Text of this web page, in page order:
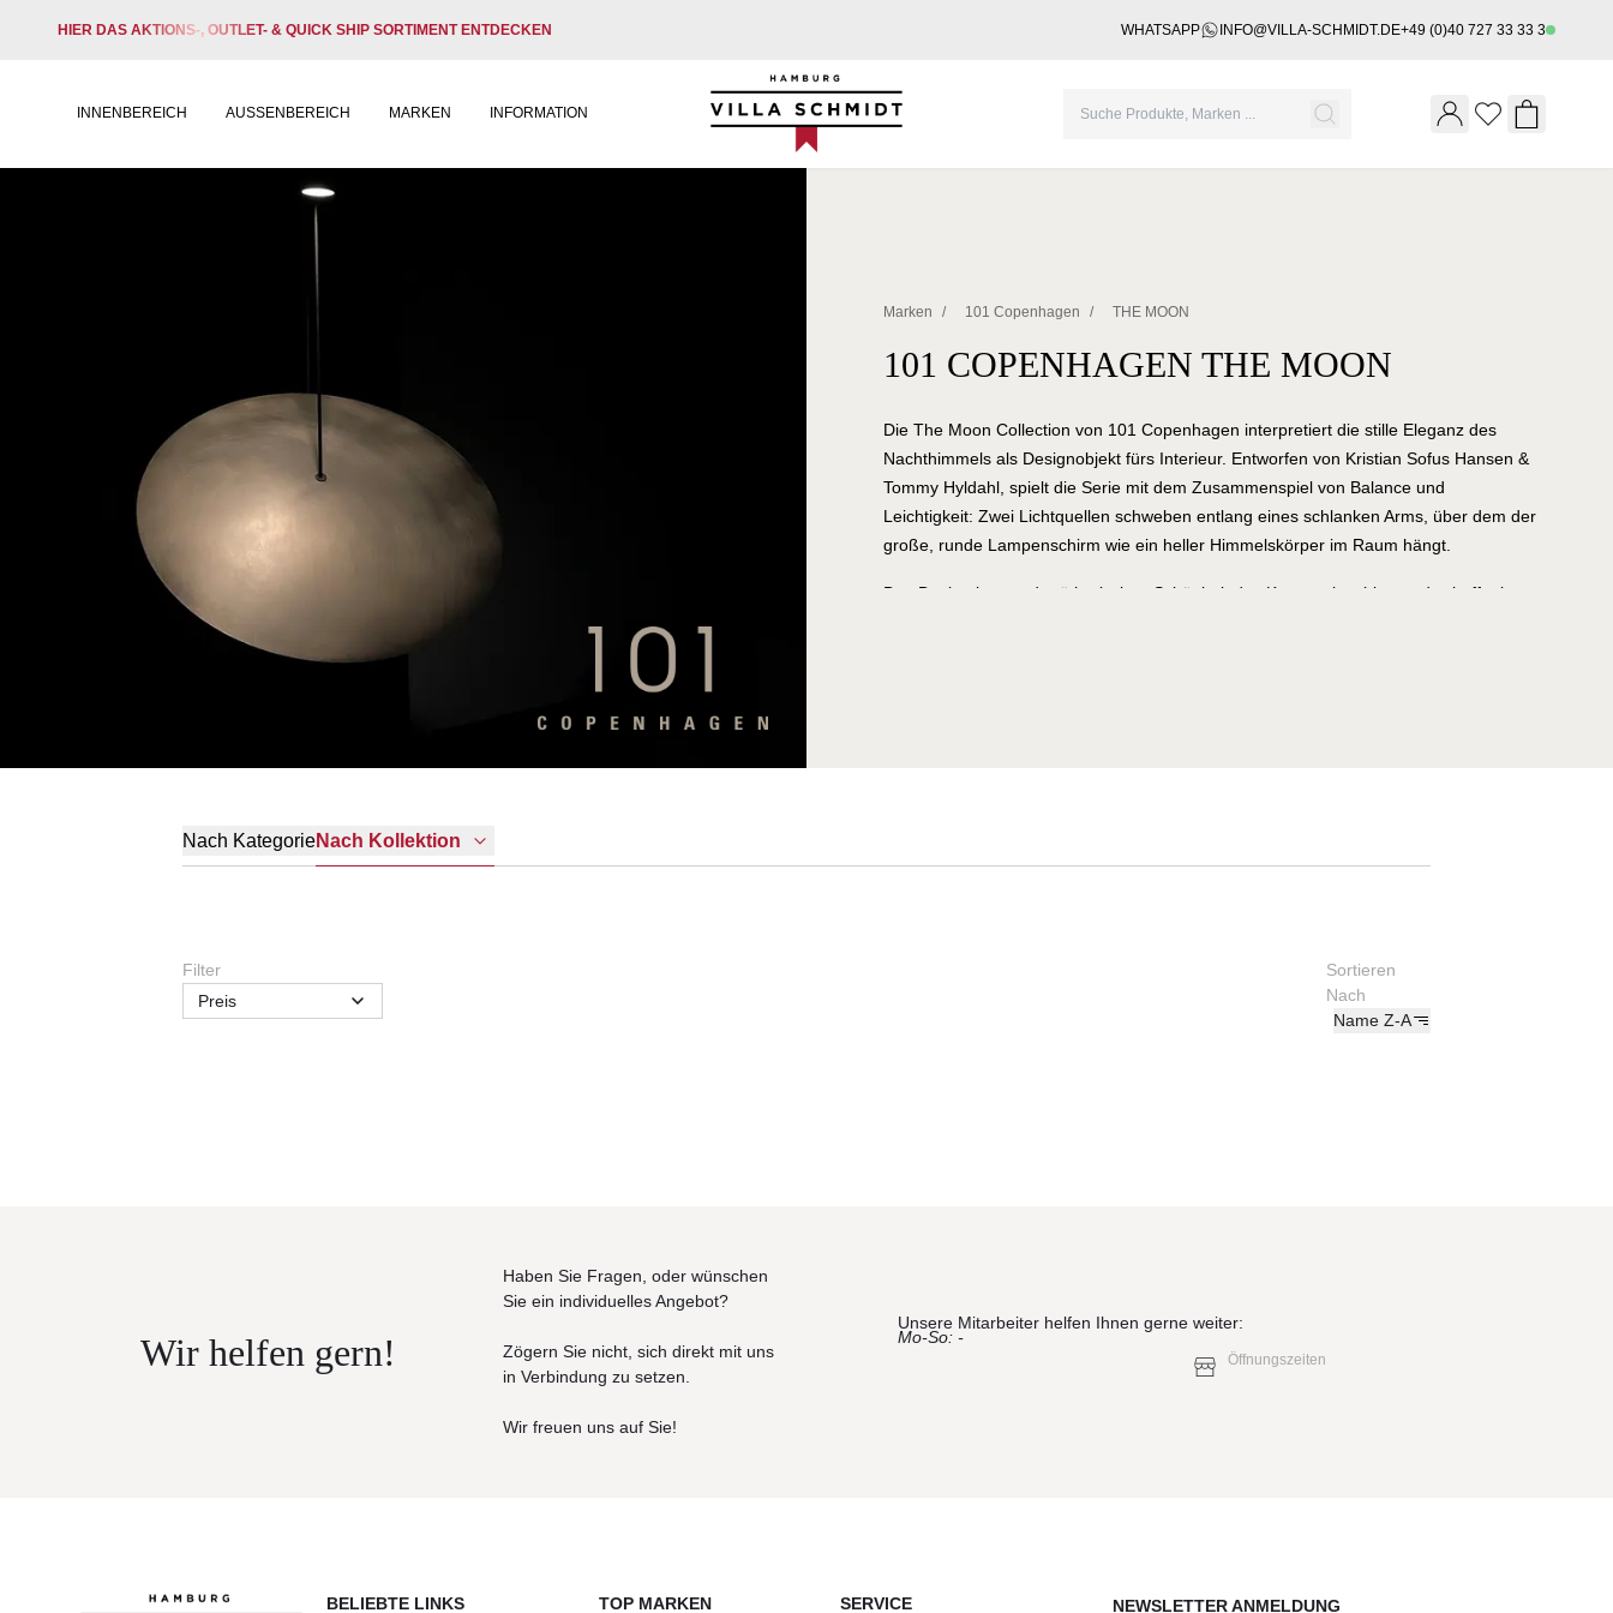
HIER DAS AKTIONS-, OUTLET- & QUICK SHIP SORTIMENT ENTDECKEN WHATSAPP INFO@VILLA-SCHMIDT.DE+49 (0)40 727 33 33 3
INNENBEREICH AUSSENBEREICH MARKEN INFORMATION
Villa Schmidt
Wishlist
Marken / 101 Copenhagen / THE MOON
101 COPENHAGEN THE MOON
Die The Moon Collection von 101 Copenhagen interpretiert die stille Eleganz des
Nachthimmels als Designobjekt fürs Interieur. Entworfen von Kristian Sofus Hansen &
Tommy Hyldahl, spielt die Serie mit dem Zusammenspiel von Balance und
Leichtigkeit: Zwei Lichtquellen schweben entlang eines schlanken Arms, über dem der
große, runde Lampenschirm wie ein heller Himmelskörper im Raum hängt.
Das Design ist von der ätherischen Schönheit des Kosmos inspiriert und schafft eine
Nach KategorieNach Kollektion
Filter
Preis
Sortieren
Nach
Name Z-A
Wir helfen gern!
Haben Sie Fragen, oder wünschen
Sie ein individuelles Angebot?
Zögern Sie nicht, sich direkt mit uns
in Verbindung zu setzen.
Wir freuen uns auf Sie!
Unsere Mitarbeiter helfen Ihnen gerne weiter:
Mo-So: -
Öffnungszeiten
BELIEBTE LINKS TOP MARKEN SERVICE NEWSLETTER ANMELDUNG